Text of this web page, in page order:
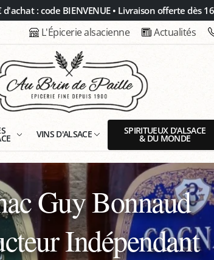
: code BIENVENUE • Livraison offerte dès
L'Épicerie alsacienne Actualités
VINS D'ALSACE SPIRITUEUX D'ALSACE
& DU MONDE
Guy Bonnaud
Indépendant